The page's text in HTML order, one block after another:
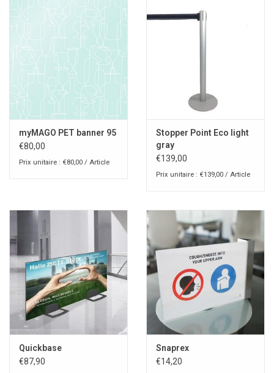
myMAGO PET banner 95
€80,00
Prix unitaire : €80,00 / Article
Stopper Point Eco light
gray
€139,00
Prix unitaire : €139,00 / Article
Quickbase
€87,90
Snaprex
€14,20